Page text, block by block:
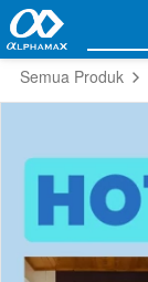
Semua Produk